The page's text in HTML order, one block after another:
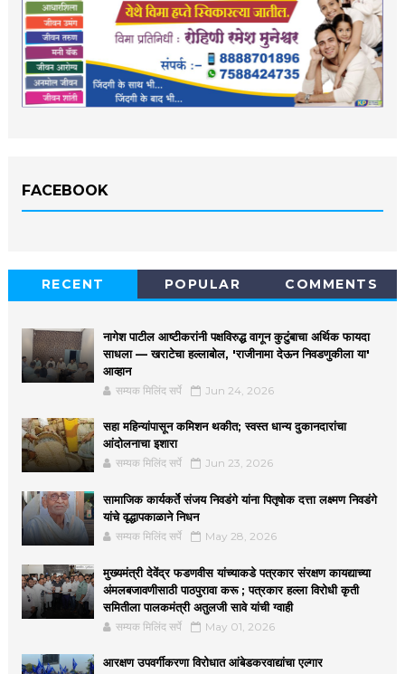
FACEBOOK
RECENT POPULAR COMMENTS
नागेश पाटील आष्टीकरांनी पक्षविरुद्ध वागून कुटुंबाचा अर्थिक फायदा
साधला — खराटेचा हल्लाबोल, 'राजीनामा देऊन निवडणुकीला या'
आव्हान
सम्यक मिलिंद सर्पे Jun 24, 2026
सहा महिन्यांपासून कमिशन थकीत; स्वस्त धान्य दुकानदारांचा
आंदोलनाचा इशारा
सम्यक मिलिंद सर्पे Jun 23, 2026
सामाजिक कार्यकर्ते संजय निवडंगे यांना पितृषोक दत्ता लक्ष्मण निवडंगे
यांचे वृद्धापकाळाने निधन
सम्यक मिलिंद सर्पे May 28, 2026
मुख्यमंत्री देवेंद्र फडणवीस यांच्याकडे पत्रकार संरक्षण कायद्याच्या
अंमलबजावणीसाठी पाठपुरावा करू ; पत्रकार हल्ला विरोधी कृती
समितीला पालकमंत्री अतुलजी सावे यांची ग्वाही
सम्यक मिलिंद सर्पे May 01, 2026
आरक्षण उपवर्गीकरणा विरोधात आंबेडकरवाद्यांचा एल्गार